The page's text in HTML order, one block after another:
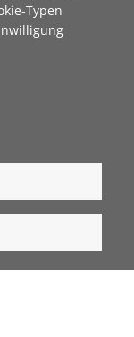
Typen